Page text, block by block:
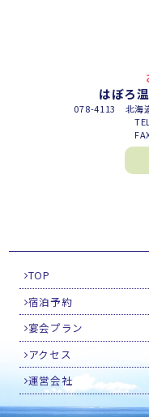
はぼろ
078-4113 北海
TOP
宿泊予約
宴会プラン
アクセス
運営会社